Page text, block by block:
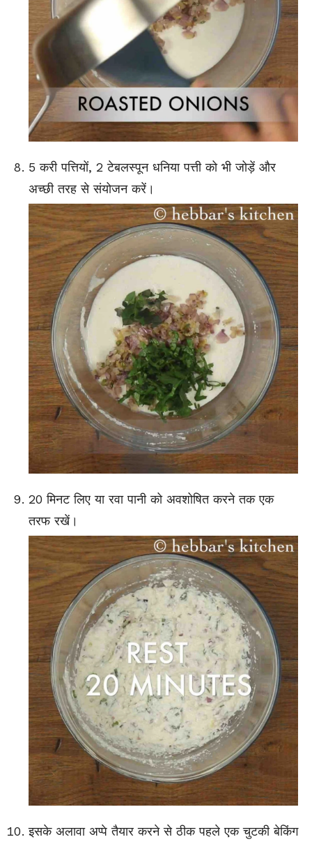
5 करी पत्तियों, 2 टेबलस्पून धनिया पत्ती को भी जोड़ें और
अच्छी तरह से संयोजन करें।
20 मिनट लिए या रवा पानी को अवशोषित करने तक एक
तरफ रखें।
इसके अलावा अप्पे तैयार करने से ठीक पहले एक चुटकी बेकिंग